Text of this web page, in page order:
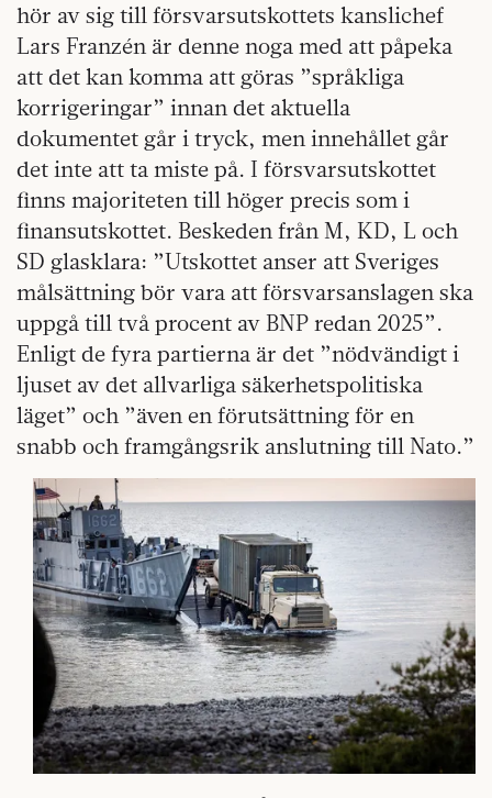
hör av sig till försvarsutskottets kanslichef
Lars Franzén är denne noga med att påpeka
att det kan komma att göras ”språkliga
korrigeringar” innan det aktuella
dokumentet går i tryck, men innehållet går
det inte att ta miste på. I försvarsutskottet
finns majoriteten till höger precis som i
finansutskottet. Beskeden från M, KD, L och
SD glasklara: ”Utskottet anser att Sveriges
målsättning bör vara att försvarsanslagen ska
uppgå till två procent av BNP redan 2025”.
Enligt de fyra partierna är det ”nödvändigt i
ljuset av det allvarliga säkerhetspolitiska
läget” och ”även en förutsättning för en
snabb och framgångsrik anslutning till Nato.”